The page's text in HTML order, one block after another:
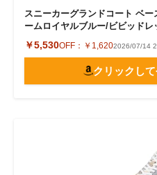
スニーカーグランドコート ベ
ームロイヤルブルー/ビビッドレ
￥5,530OFF： ￥1,6202026/07/14
クリックし